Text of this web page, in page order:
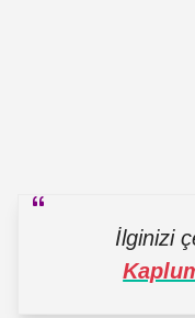
İlginizi